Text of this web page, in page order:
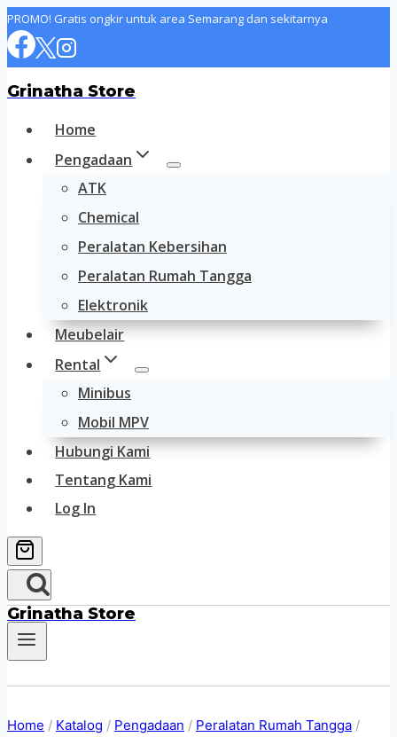
Skip
to
PROMO! Gratis ongkir untuk area Semarang dan sekitarnya
Grinatha Store
Home
Pengadaan
ATK
Chemical
Peralatan Kebersihan
Peralatan Rumah Tangga
Elektronik
Meubelair
Rental
Minibus
Mobil MPV
Hubungi Kami
Tentang Kami
Log In
Grinatha Store
Home / Katalog / Pengadaan / Peralatan Rumah Tangga /